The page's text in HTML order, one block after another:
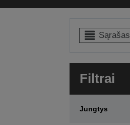
Sąrašas
Filtrai
Jungtys